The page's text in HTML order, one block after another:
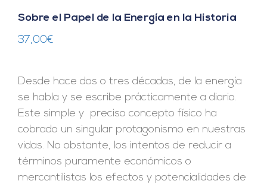
Sobre el Papel de la Energía en la Historia
37,00€
Desde hace dos o tres décadas, de la energía
se habla y se escribe prácticamente a diario.
Este simple y preciso concepto físico ha
cobrado un singular protagonismo en nuestras
vidas. No obstante, los intentos de reducir a
términos puramente económicos o
mercantilistas los efectos y potencialidades de